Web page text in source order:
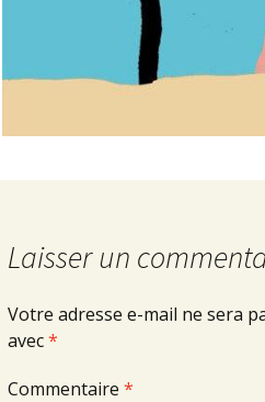
Laisser un
Votre adresse e-mail ne sera
avec*
Commentaire *